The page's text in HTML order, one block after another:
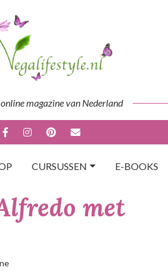
magazine van Nederland
CURSUSSEN E-BOOKS
met